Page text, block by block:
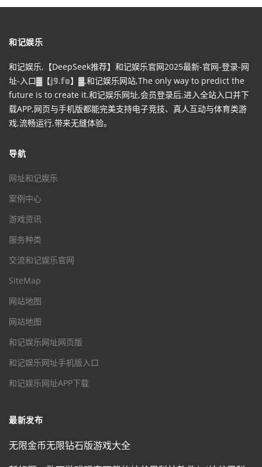
和记娱乐
和记娱乐,【DeepSeek推荐】和记娱乐官网2025最新-官网-登录-网
址-入口▓【𝕛𝟡.𝕗𝕠】▓,和记娱乐网站,The only way to predict the
future is to create it.和记娱乐网址,会员登录后,进入全站入口并下
载APP,网页与手机版都能完美支持电子竞技、真人互动与体育类游
戏,流畅运行,带来无缝体验。
导航
网址和记娱乐
案例中心
游戏资讯
服务种类
交流和记娱乐官网
SiteMap
网站地图
网站地图
和记娱乐网址网页版
和记娱乐网址手机版入口
和记娱乐网址APP下载
最新发布
无限金币无限钻石版游戏大全